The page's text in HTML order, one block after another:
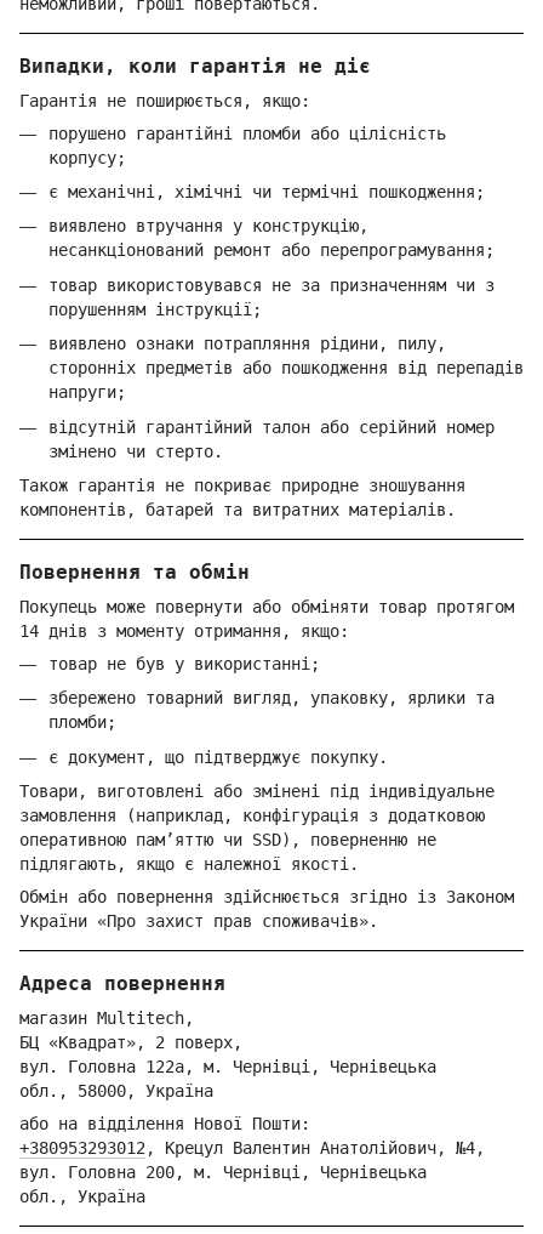
Випадки, коли гарантія не діє
Гарантія не поширюється, якщо:
порушено гарантійні пломби або цілісність
корпусу;
є механічні, хімічні чи термічні пошкодження;
виявлено втручання у конструкцію,
несанкціонований ремонт або перепрограмування;
товар використовувався не за призначенням чи з
порушенням інструкції;
виявлено ознаки потрапляння рідини, пилу,
сторонніх предметів або пошкодження від перепадів
напруги;
відсутній гарантійний талон або серійний номер
змінено чи стерто.
Також гарантія не покриває природне зношування
компонентів, батарей та витратних матеріалів.
Повернення та обмін
Покупець може повернути або обміняти товар протягом
14 днів з моменту отримання, якщо:
товар не був у використанні;
збережено товарний вигляд, упаковку, ярлики та
пломби;
є документ, що підтверджує покупку.
Товари, виготовлені або змінені під індивідуальне
замовлення (наприклад, конфігурація з додатковою
оперативною пам’яттю чи SSD), поверненню не
підлягають, якщо є належної якості.
Обмін або повернення здійснюється згідно із Законом
України «Про захист прав споживачів».
Адреса повернення
магазин Multitech,
БЦ «Квадрат», 2 поверх,
вул. Головна 122а, м. Чернівці, Чернівецька
обл., 58000, Україна
або на відділення Нової Пошти:
+380953293012 , Крецул Валентин Анатолійович, №4,
вул. Головна 200, м. Чернівці, Чернівецька
обл., Україна